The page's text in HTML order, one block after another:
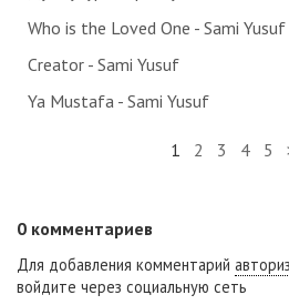
Who is the Loved One - Sami Yusuf
Creator - Sami Yusuf
Ya Mustafa - Sami Yusuf
1 2 3 4 5
0 комментариев
Для добавления комментарий
войдите через социальную сеть